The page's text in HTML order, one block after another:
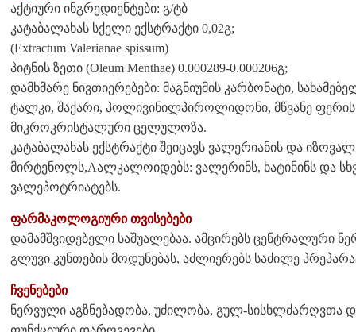
აქტიური ინგრედიენტები: გ/ტბ
კატაბალახას სქელი ექსტრაქტი 0,02გ;
(Extractum Valerianae spissum)
პიტნის ზეთი (Oleum Menthae) 0.000289-0.000206გ;
დამხმარე ნივთიერებები: მაგნიუმის კარბონატი,
ტალკი, შაქარი, პოლივინილპიროლიდონი, მწვანე ფერის
მიკროკრისტალური ცელულოზა.
კატაბალახას ექსტრაქტი შეიცავს ვალერიანის და
მირტენოლს,Aალკალოიდებს: ვალერინს, ხატინინს და
ვალეპოტრიატებს.
ფარმაკოლოგიური თვისებები
დამამშვიდებელი საშუალებაა. ამცირებს ცენტრალური
გლუვი კუნთების მოდუნებას, აძლიერებს საძილე
ჩვენებები
ნერვული აგზნებადობა, უძილობა, გულ-სისხლძარღვთა